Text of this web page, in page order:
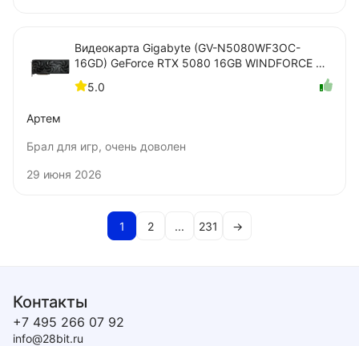
Видеокарта Gigabyte (GV-N5080WF3OC-
16GD) GeForce RTX 5080 16GB WINDFORCE OC
SFF
5.0
Артем
Брал для игр, очень доволен
29 июня 2026
1 2 ... 231 →
Контакты
+7 495 266 07 92
info@28bit.ru